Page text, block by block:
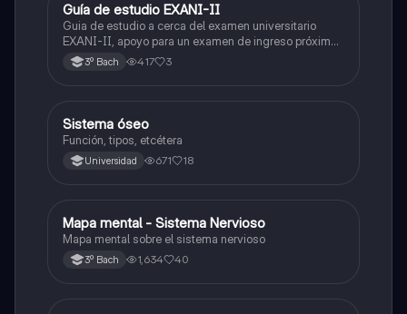
Historia
Guía de estudio EXANI-II
Guia de estudio a cerca del examen universitario
EXANI-II, apoyo para un examen de ingreso próximo
2026.3º Bach 417 3
Biología
Sistema óseo
Función, tipos, etcétera
Universidad 671 18
Biología
Mapa mental - Sistema Nervioso
Mapa mental sobre el sistema nervioso
3º Bach 1,634 40